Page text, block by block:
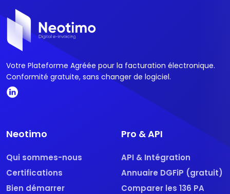
Votre Plateforme Agréée pour la facturation électronique.
Conformité gratuite, sans changer de logiciel.
Neotimo
Qui sommes-nous
Certifications
Bien démarrer
Pro & API
API & Intégration
Annuaire DGFiP (gratuit)
Comparer les 136 PA